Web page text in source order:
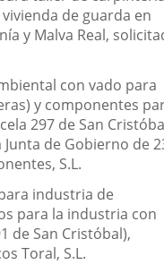
de guarda en
y Malva Real,
con vado para
y componentes
297 de San
de Gobierno de
S.L.
industria de
para la industria con
de San Cristóbal),
Toral, S.L.